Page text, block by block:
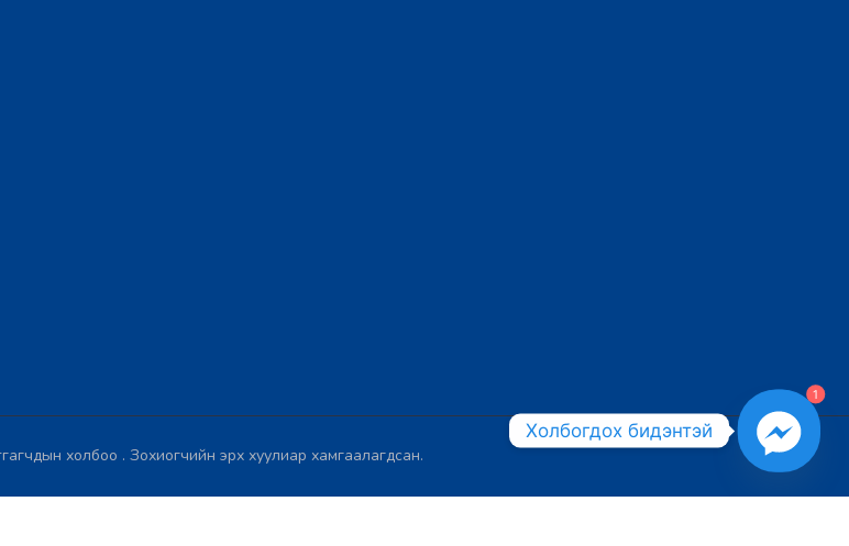
холбоо . Зохиогчийн эрх хуулиар хамгаалагдсан.
1
Холбогдох бидэнтэй